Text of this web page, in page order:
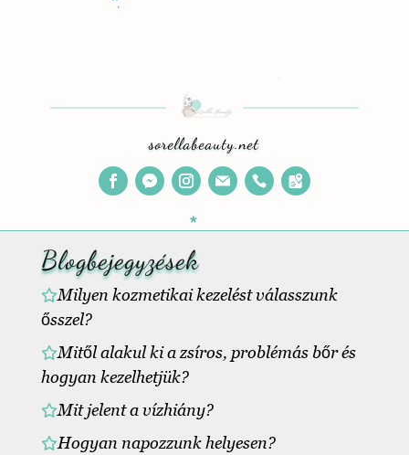
sorellabeauty.net
Blogbejegyzések
Milyen kozmetikai kezelést válasszunk
ősszel?
Mitől alakul ki a zsíros, problémás bőr és
hogyan kezelhetjük?
Mit jelent a vízhiány?
Hogyan napozzunk helyesen?